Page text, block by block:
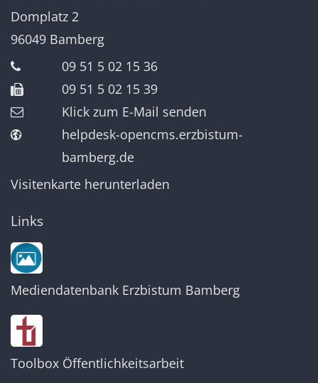
Domplatz 2
96049 Bamberg
09 51 5 02 15 36
09 51 5 02 15 39
Klick zum E-Mail senden
helpdesk-opencms.erzbistum-
bamberg.de
Visitenkarte herunterladen
Links
Mediendatenbank Erzbistum Bamberg
Toolbox Öffentlichkeitsarbeit